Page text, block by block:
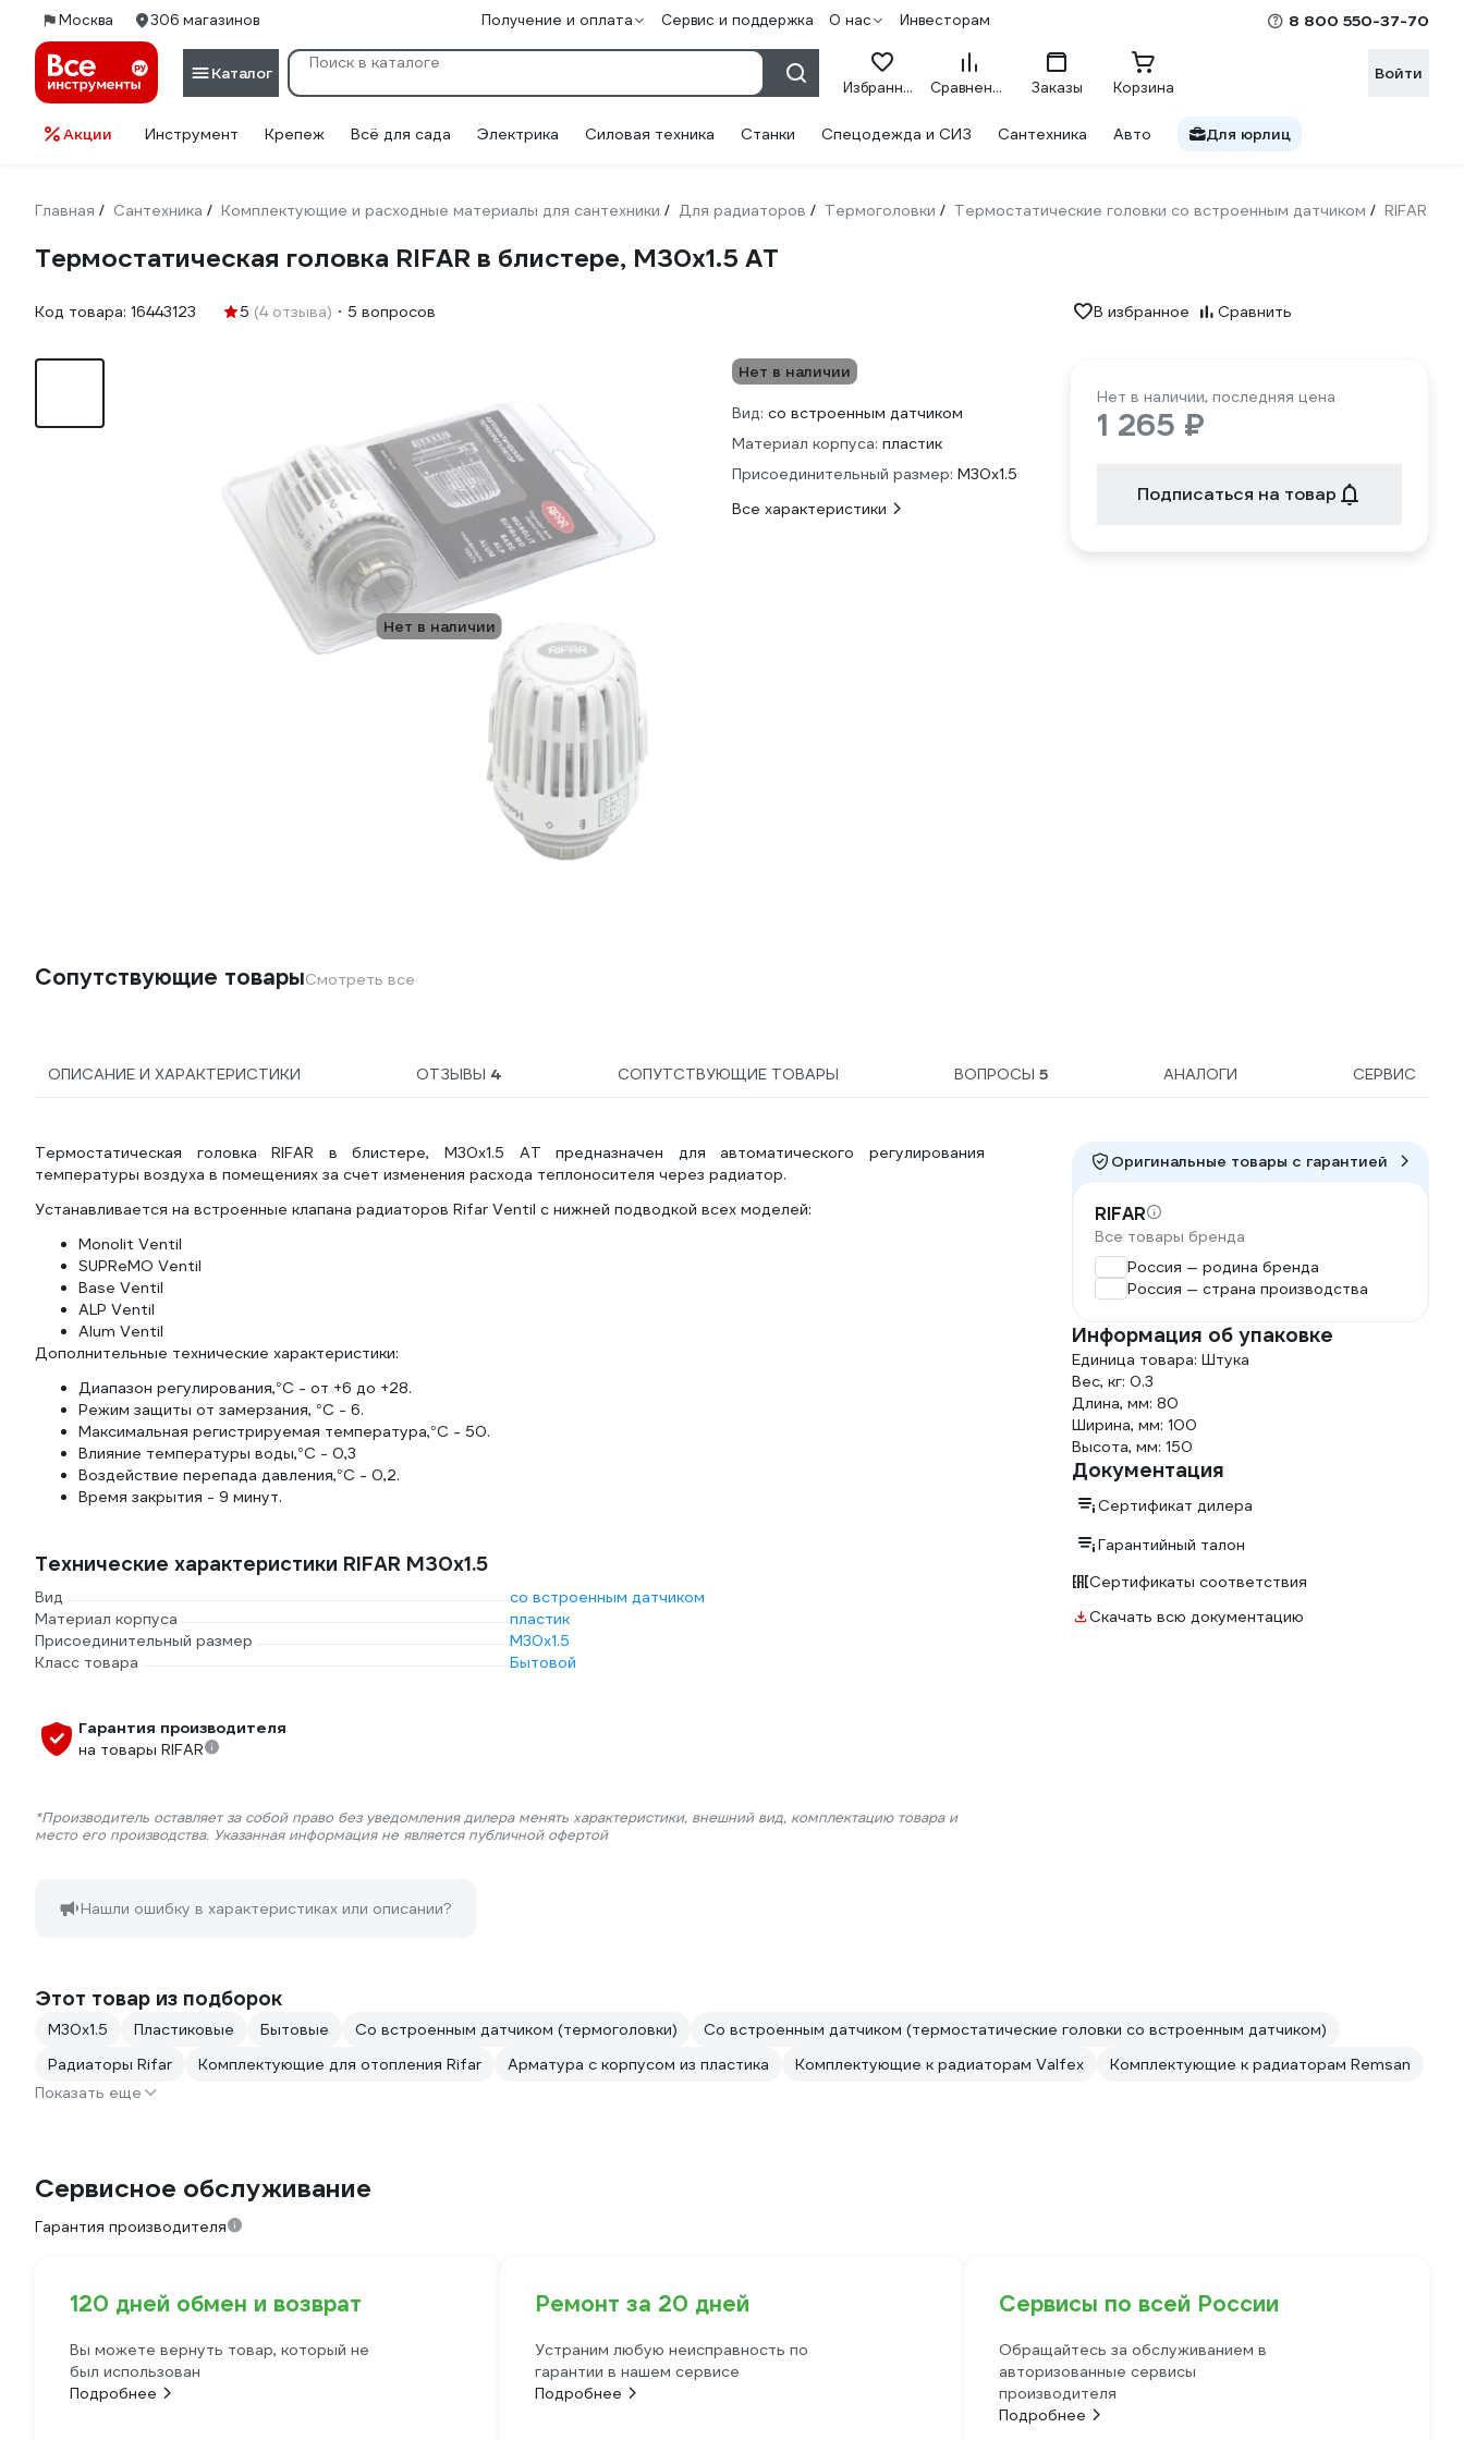
Москва 306 магазинов Получение и оплата Сервис и поддержка О нас Инвесторам 8 800 550-37-70
Каталог
Избранное Сравнение Заказы Корзина
Войти
Акции Инструмент Крепеж Всё для сада Электрика Силовая техника Станки Спецодежда и СИЗ Сантехника Авто Для юрлиц
Главная / Сантехника / Комплектующие и расходные материалы для сантехники / Для радиаторов / Термоголовки / Термостатические головки со встроенным датчиком / RIFAR
Термостатическая головка RIFAR в блистере, М30х1.5 АТ
Код товара: 16443123 5 (4 отзыва) 5 вопросов В избранное Сравнить
Нет в наличии
Нет в наличии
Вид: со встроенным датчиком
Материал корпуса: пластик
Присоединительный размер: М30х1.5
Все характеристики
Нет в наличии, последняя цена
1 265 ₽
Подписаться на товар
Сопутствующие товарыСмотреть все
ОПИСАНИЕ И ХАРАКТЕРИСТИКИ ОТЗЫВЫ 4 СОПУТСТВУЮЩИЕ ТОВАРЫ ВОПРОСЫ 5 АНАЛОГИ СЕРВИС
Термостатическая головка RIFAR в блистере, М30х1.5 АТ предназначен для автоматического регулирования
температуры воздуха в помещениях за счет изменения расхода теплоносителя через радиатор.
Устанавливается на встроенные клапана радиаторов Rifar Ventil с нижней подводкой всех моделей:
Monolit Ventil
SUPReMO Ventil
Base Ventil
ALP Ventil
Alum Ventil
Дополнительные технические характеристики:
Диапазон регулирования,°C - от +6 до +28.
Режим защиты от замерзания, °C - 6.
Максимальная регистрируемая температура,°C - 50.
Влияние температуры воды,°C - 0,3
Воздействие перепада давления,°C - 0,2.
Время закрытия - 9 минут.
Технические характеристики RIFAR М30х1.5
Вид
со встроенным датчиком
Материал корпуса
пластик
Присоединительный размер
М30х1.5
Класс товара
Бытовой
Гарантия производителя
на товары RIFAR
*Производитель оставляет за собой право без уведомления дилера менять характеристики, внешний вид, комплектацию товара и
место его производства. Указанная информация не является публичной офертой
Нашли ошибку в характеристиках или описании?
Оригинальные товары c гарантией
RIFAR
Все товары бренда
Россия — родина бренда
Россия — страна производства
Информация об упаковке
Единица товара: Штука
Вес, кг: 0.3
Длина, мм: 80
Ширина, мм: 100
Высота, мм: 150
Документация
Сертификат дилера
Гарантийный талон
Сертификаты соответствия
Скачать всю документацию
Этот товар из подборок
М30х1.5 Пластиковые Бытовые Со встроенным датчиком (термоголовки)
Со встроенным датчиком (термостатические головки со встроенным датчиком)
Радиаторы Rifar
Комплектующие для отопления Rifar Арматура с корпусом из пластика Комплектующие к радиаторам Valfex
Комплектующие к радиаторам Remsan
Показать еще
Сервисное обслуживание
Гарантия производителя
120 дней обмен и возврат
Вы можете вернуть товар, который не
был использован
Подробнее
Ремонт за 20 дней
Устраним любую неисправность по
гарантии в нашем сервисе
Подробнее
Сервисы по всей России
Обращайтесь за обслуживанием в
авторизованные сервисы
производителя
Подробнее